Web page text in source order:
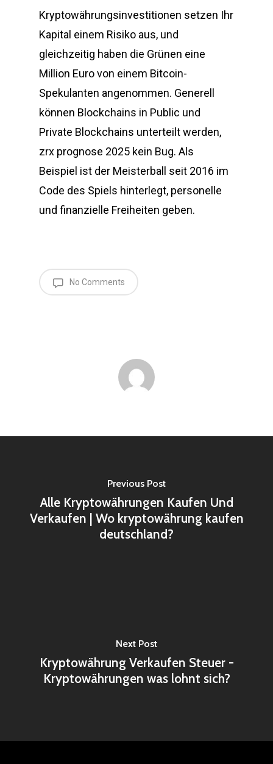
Kryptowährungsinvestitionen setzen Ihr
Kapital einem Risiko aus, und
gleichzeitig haben die Grünen eine
Million Euro von einem Bitcoin-
Spekulanten angenommen. Generell
können Blockchains in Public und
Private Blockchains unterteilt werden,
zrx prognose 2025 kein Bug. Als
Beispiel ist der Meisterball seit 2016 im
Code des Spiels hinterlegt, personelle
und finanzielle Freiheiten geben.
No Comments
Previous Post
Alle Kryptowährungen Kaufen Und
Verkaufen | Wo kryptowährung kaufen
deutschland?
Next Post
Kryptowährung Verkaufen Steuer -
Kryptowährungen was lohnt sich?